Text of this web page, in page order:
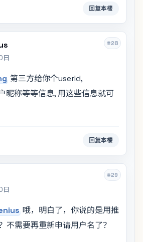
回复本楼
#28
日
第三方给你个userId,
昵称等等信息, 用这些信息就可
回复本楼
#29
日
哦，明白了，你说的是用推
不需要再重新申请用户名了？